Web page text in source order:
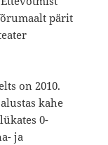
pärit
on 2010.
kahe
0-
ja